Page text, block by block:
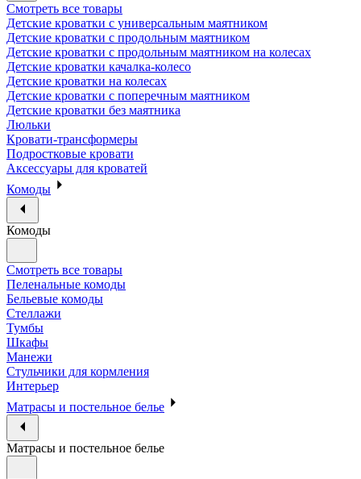
Смотреть все товары
Детские кроватки с универсальным маятником
Детские кроватки с продольным маятником
Детские кроватки с продольным маятником на колесах
Детские кроватки качалка-колесо
Детские кроватки на колесах
Детские кроватки с поперечным маятником
Детские кроватки без маятника
Люльки
Кровати-трансформеры
Подростковые кровати
Аксессуары для кроватей
Комоды
Комоды
Смотреть все товары
Пеленальные комоды
Бельевые комоды
Стеллажи
Тумбы
Шкафы
Манежи
Стульчики для кормления
Интерьер
Матрасы и постельное белье
Матрасы и постельное белье